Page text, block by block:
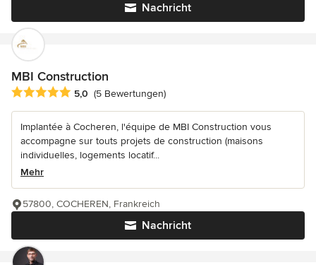
Nachricht
MBI Construction
Durchschnittliche Bewertung: 5 von 5 Sternen
5,0 (5 Bewertungen)
Implantée à Cocheren, l'équipe de MBI Construction vous
accompagne sur touts projets de construction (maisons
individuelles, logements locatif...
Mehr
Nachricht
57800, COCHEREN, Frankreich